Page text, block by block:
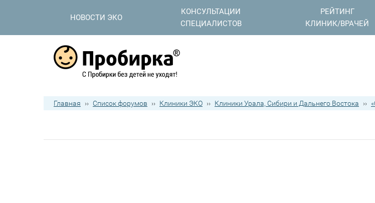
НОВОСТИ ЭКО
КОНСУЛЬТАЦИИ
СПЕЦИАЛИСТОВ
РЕЙТИНГ
КЛИНИК/ВРАЧЕЙ
Главная ›› Список форумов ›› Клиники ЭКО ›› Клиники Урала, Сибири и Дальнего Востока ››